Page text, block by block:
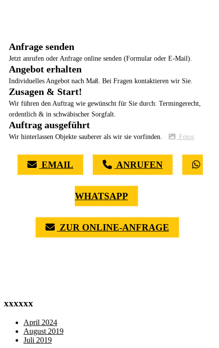
Anfrage senden
Jetzt anrufen oder Anfrage online senden (Formular oder E-Mail).
Angebot erhalten
Individuelles Angebot nach Maß. Bei Fragen kontaktieren wir Sie.
Zusagen & Start!
Wir führen den Auftrag wie gewünscht für Sie durch: Termingerecht,
ordentlich & in schwäbischer Sorgfalt.
Auftrag ausgeführt
Wir hinterlassen Objekte sauberer als wir sie vorfinden. Fotos
EMAIL ANRUFEN
WHATSAPP
ZUR ONLINE-ANFRAGE
xxxxxx
April 2024
August 2019
Juli 2019